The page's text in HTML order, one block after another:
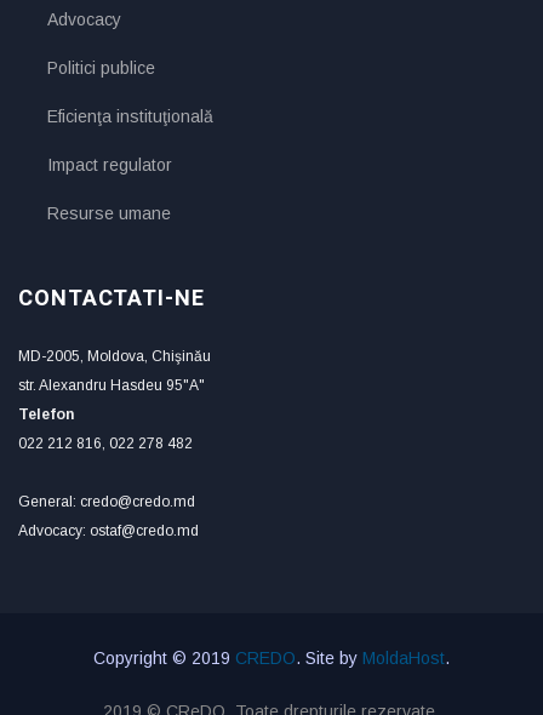
Advocacy
Politici publice
Eficienţa instituţională
Impact regulator
Resurse umane
CONTACTATI-NE
MD-2005, Moldova, Chişinău
str. Alexandru Hasdeu 95"A"
Telefon
022 212 816, 022 278 482
General: credo@credo.md
Advocacy: ostaf@credo.md
Copyright © 2019 CREDO. Site by MoldaHost.